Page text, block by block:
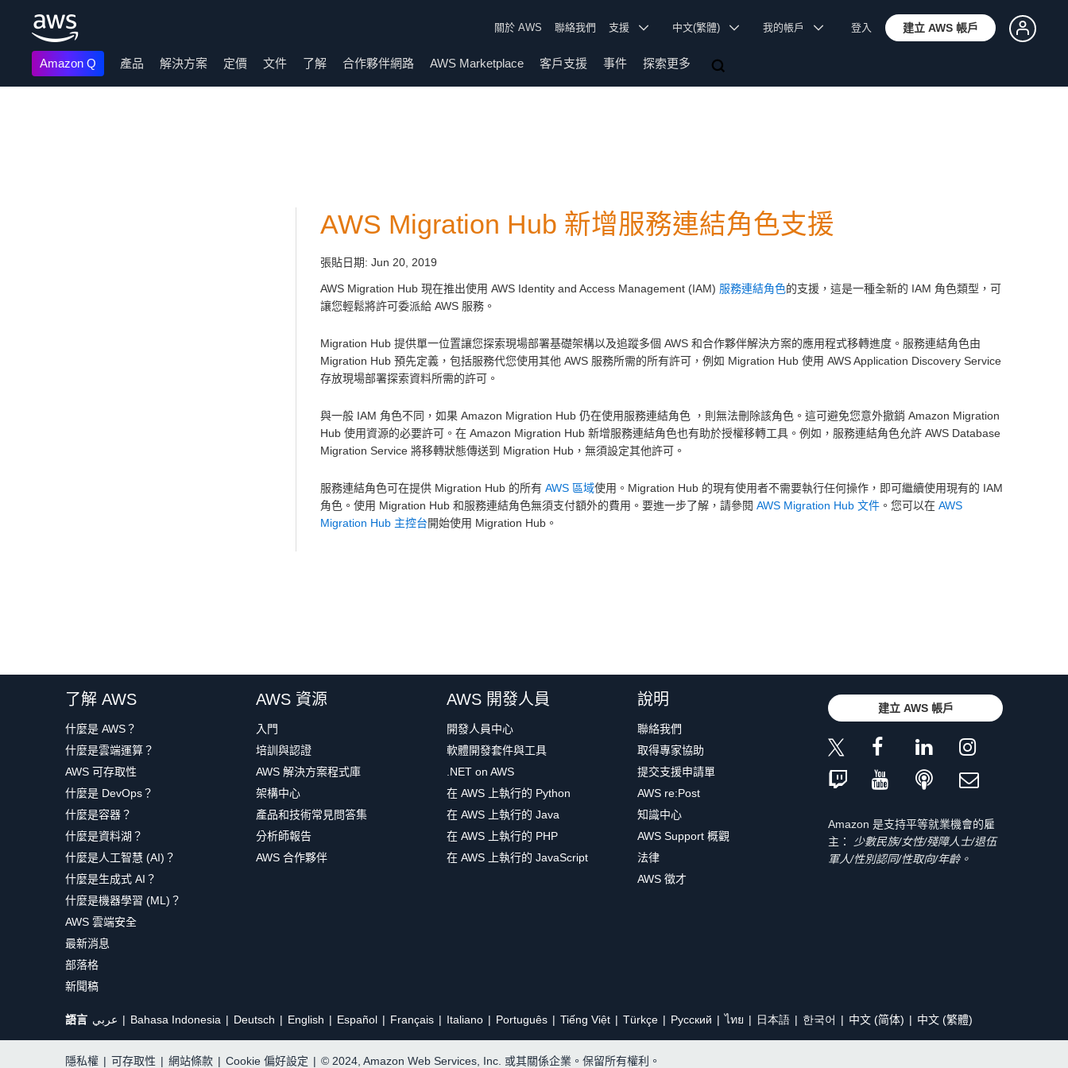
關於 AWS 聯絡我們 支援 中文(繁體) 我的帳戶 登入 建立 AWS 帳戶
Amazon Q 產品 解決方案 定價 文件 了解 合作夥伴網路 AWS Marketplace 客戶支援 事件 探索更多
AWS Migration Hub 新增服務連結角色支援
張貼日期: Jun 20, 2019
AWS Migration Hub 現在推出使用 AWS Identity and Access Management (IAM) 服務連結角色的支援，這是一種全新的 IAM 角色類型，可
讓您輕鬆將許可委派給 AWS 服務。
Migration Hub 提供單一位置讓您探索現場部署基礎架構以及追蹤多個 AWS 和合作夥伴解決方案的應用程式移轉進度。服務連結角色由
Migration Hub 預先定義，包括服務代您使用其他 AWS 服務所需的所有許可，例如 Migration Hub 使用 AWS Application Discovery Service
存放現場部署探索資料所需的許可。
與一般 IAM 角色不同，如果 Amazon Migration Hub 仍在使用服務連結角色 ，則無法刪除該角色。這可避免您意外撤銷 Amazon Migration
Hub 使用資源的必要許可。在 Amazon Migration Hub 新增服務連結角色也有助於授權移轉工具。例如，服務連結角色允許 AWS Database
Migration Service 將移轉狀態傳送到 Migration Hub，無須設定其他許可。
服務連結角色可在提供 Migration Hub 的所有 AWS 區域使用。Migration Hub 的現有使用者不需要執行任何操作，即可繼續使用現有的 IAM
角色。使用 Migration Hub 和服務連結角色無須支付額外的費用。要進一步了解，請參閱 AWS Migration Hub 文件 。您可以在 AWS
Migration Hub 主控台開始使用 Migration Hub。
了解 AWS
什麼是 AWS？
什麼是雲端運算？
AWS 可存取性
什麼是 DevOps？
什麼是容器？
什麼是資料湖？
什麼是人工智慧 (AI)？
什麼是生成式 AI？
什麼是機器學習 (ML)？
AWS 雲端安全
最新消息
部落格
新聞稿
AWS 資源
入門
培訓與認證
AWS 解決方案程式庫
架構中心
產品和技術常見問答集
分析師報告
AWS 合作夥伴
AWS 開發人員
開發人員中心
軟體開發套件與工具
.NET on AWS
在 AWS 上執行的 Python
在 AWS 上執行的 Java
在 AWS 上執行的 PHP
在 AWS 上執行的 JavaScript
說明
聯絡我們
取得專家協助
提交支援申請單
AWS re:Post
知識中心
AWS Support 概觀
法律
AWS 徵才
建立 AWS 帳戶
Amazon 是支持平等就業機會的雇
主：
少數民族/女性/殘障人士/退伍
軍人/性別認同/性取向/年齡。
語言 عربي Bahasa Indonesia Deutsch English Español Français Italiano Português Tiếng Việt Türkçe Ρусский ไทย 日本語 한국어 中文 (简体) 中文 (繁體)
隱私權 | 可存取性 | 網站條款 | Cookie 偏好設定 | © 2024, Amazon Web Services, Inc. 或其關係企業。保留所有權利。